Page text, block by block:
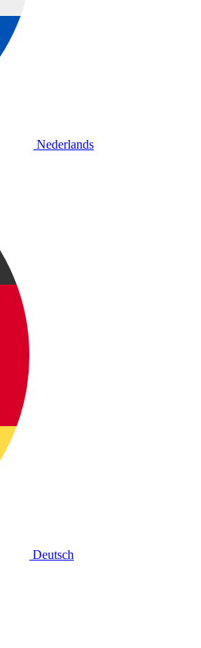
Nederlands
Deutsch